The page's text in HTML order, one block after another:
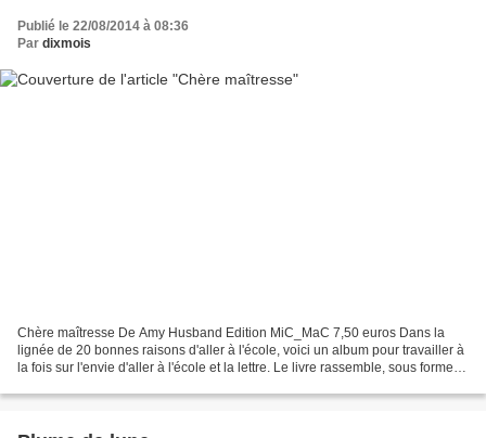
Publié le 22/08/2014 à 08:36
Par dixmois
Chère maîtresse De Amy Husband Edition MiC_MaC 7,50 euros Dans la
lignée de 20 bonnes raisons d'aller à l'école, voici un album pour travailler à
la fois sur l'envie d'aller à l'école et la lettre. Le livre rassemble, sous forme